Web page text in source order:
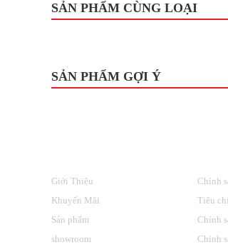
SẢN PHẨM CÙNG LOẠI
SẢN PHẨM GỢI Ý
Giới Thiệu
Khuyến Mãi
Sản phẩm
showroom
Chính
Tiêu
Chính
Chính